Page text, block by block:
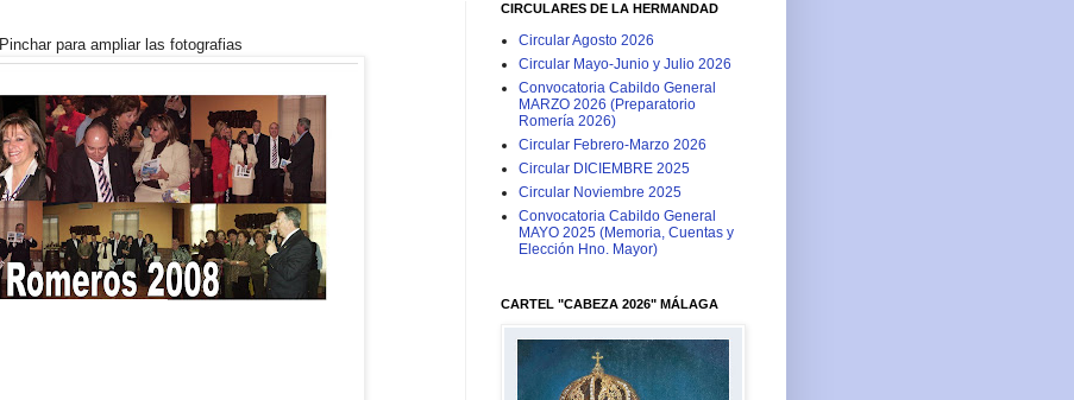
Pinchar para ampliar las fotografias
CIRCULARES DE LA HERMANDAD
Circular Agosto 2026
Circular Mayo-Junio y Julio 2026
Convocatoria Cabildo General
MARZO 2026 (Preparatorio
Romería 2026)
Circular Febrero-Marzo 2026
Circular DICIEMBRE 2025
Circular Noviembre 2025
Convocatoria Cabildo General
MAYO 2025 (Memoria, Cuentas y
Elección Hno. Mayor)
CARTEL "CABEZA 2026" MÁLAGA